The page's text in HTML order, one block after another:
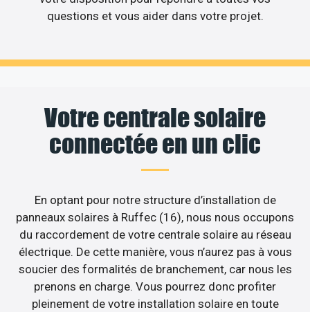
questions et vous aider dans votre projet.
Votre centrale solaire
connectée en un clic
En optant pour notre structure d’installation de
panneaux solaires à Ruffec (16), nous nous occupons
du raccordement de votre centrale solaire au réseau
électrique. De cette manière, vous n’aurez pas à vous
soucier des formalités de branchement, car nous les
prenons en charge. Vous pourrez donc profiter
pleinement de votre installation solaire en toute